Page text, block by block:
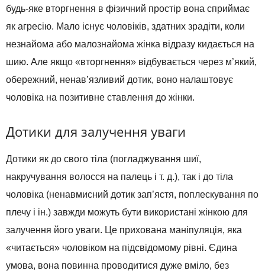
будь-яке вторгнення в фізичний простір вона сприймає
як агресію. Мало існує чоловіків, здатних зрадіти, коли
незнайома або малознайома жінка відразу кидається на
шию. Але якщо «вторгнення» відбувається через м’який,
обережний, ненав’язливий дотик, воно налаштовує
чоловіка на позитивне ставлення до жінки.
Дотики для залучення уваги
Дотики як до свого тіла (погладжування шиї,
накручування волосся на палець і т. д.), так і до тіла
чоловіка (ненавмисний дотик зап’ястя, поплескування по
плечу і ін.) завжди можуть бути використані жінкою для
залучення його уваги. Це прихована маніпуляція, яка
«читається» чоловіком на підсвідомому рівні. Єдина
умова, вона повинна проводитися дуже вміло, без